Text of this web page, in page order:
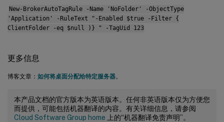
New-BrokerAutoTagRule -Name 'NoFolder' -ObjectType
'Application' -RuleText "-Enabled $true -Filter {
ClientFolder -eq $null )} " -TagUid 123
更多信息
博客文章： 如何将桌面分配给特定服务器。
本产品文档的官方版本为英语版本。任何非英语版本仅为方便您
而提供，可能包括机器翻译的内容。有关详细信息，请参阅
Cloud Software Group home 上的“机器翻译免责声明”。